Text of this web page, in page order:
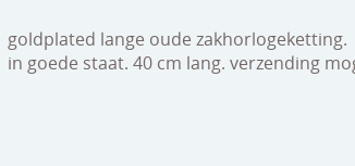
goldplated lange oude zakhorlogeketting.
in goede staat. 40 cm lang. verzending